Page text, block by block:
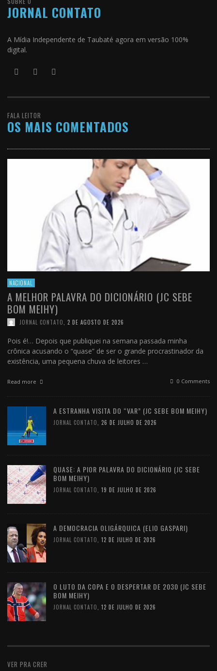
JORNAL CONTATO
A Mídia Independente de Taubaté agora em versão 100%
digital.
FALA LEITOR
OS MAIS COMENTADOS
NACIONAL
A MELHOR PALAVRA DO DICIONÁRIO (JC SEBE
BOM MEIHY)
JORNAL CONTATO 2 DE AGOSTO DE 2026
Pois é!… Depois que publiquei na semana passada minha
crônica acusando o “quase” de ser o grande procrastinador da
existência, uma pequena chuva de leitores …
Read more 0 Comments
A ESTRANHA VISITA DO “VAR” (JC SEBE BOM MEIHY)
JORNAL CONTATO 26 DE JULHO DE 2026
QUASE: A PIOR PALAVRA DO DICIONÁRIO (JC SEBE
BOM MEIHY)
JORNAL CONTATO 19 DE JULHO DE 2026
A DEMOCRACIA OLIGÁRQUICA (ELIO GASPARI)
JORNAL CONTATO 12 DE JULHO DE 2026
O LUTO DA COPA E O DESPERTAR DE 2030 (JC SEBE
BOM MEIHY)
JORNAL CONTATO 12 DE JULHO DE 2026
VER PRA CRER